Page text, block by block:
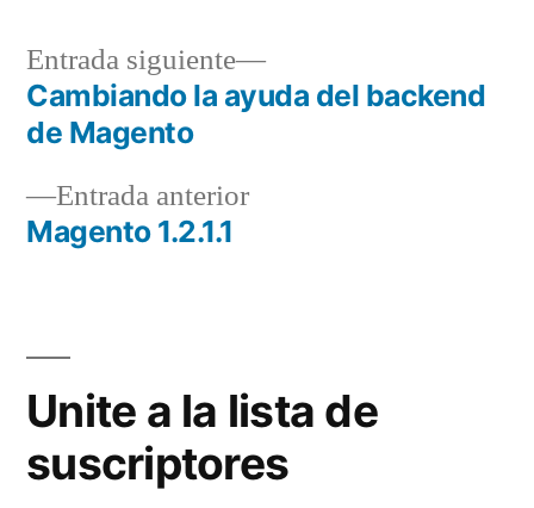
Navegación
entradas
Entrada anteriorEntrada
Magento 1.2.1.1
Entrada siguiente
Entrada
siguiente:
Cambiando la ayuda del backend
de Magento
Unite a la lista de
suscriptores